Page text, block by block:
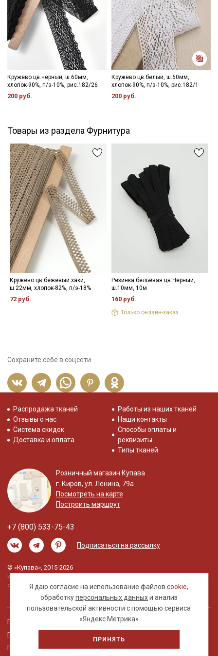
Кружево цв.черный, ш.60мм,
хлопок-90%, п/э-10%, рис.182/26
200 руб.
Кружево цв.белый, ш.60мм,
хлопок-90%, п/э-10%, рис.182/1
200 руб.
Товары из раздела Фурнитура
Кружево цв.бежевый хаки,
ш.22мм, хлопок-82%, п/э-18%
72 руб.
Резинка бельевая цв.Черный,
ш.10мм, 10м
160 руб.
Только онлайн-заказ
Сохраните себе в соцсети
Я даю согласие на использование файловcookie,
обработкуперсональных данныхи анализ
пользовательской активности с помощью сервиса
«Яндекс.Метрика»
ПРИНЯТЬ
Распродажа тканей
Отзывы о нас
Система скидок
Доставка и оплата
Работы из наших тканей
Наши контакты
Способы оплаты и
реквизиты
Типы тканей
Розничный магазин Купава
г. Киров, ул. Ленина, 79а
Посмотреть на карте
Построить маршрут
+7 (800) 533-75-43
Подписаться на рассылку
© «Купава», 2015-2026
Информация на сайте не является публичной
офертой.
Правовая информация
Политика обработки персональных данных
Пользовательское соглашение